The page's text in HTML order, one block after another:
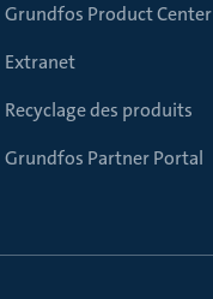
Grundfos Product Center
Extranet
Recyclage des produits
Grundfos Partner Portal